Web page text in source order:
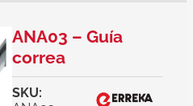
ANA03 – Guía
correa
SKU: